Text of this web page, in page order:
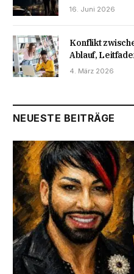
16. Juni 2026
Konflikt
Ablauf,
4. März 2026
NEUESTE BEITRÄGE